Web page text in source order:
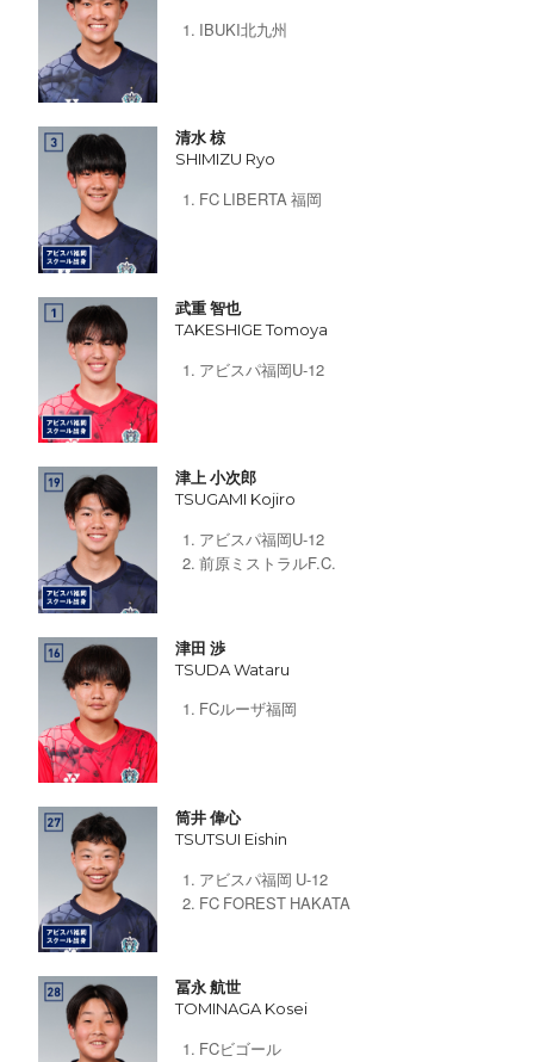
IBUKI北九州
清水 椋
SHIMIZU Ryo
FC LIBERTA 福岡
武重 智也
TAKESHIGE Tomoya
アビスパ福岡U-12
津上 小次郎
TSUGAMI Kojiro
アビスパ福岡U-12
前原ミストラルF.C.
津田 渉
TSUDA Wataru
FCルーザ福岡
筒井 偉心
TSUTSUI Eishin
アビスパ福岡 U-12
FC FOREST HAKATA
冨永 航世
TOMINAGA Kosei
FCビゴール